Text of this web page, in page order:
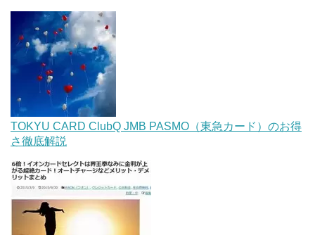
TOKYU CARD ClubQ JMB PASMO（東急カード）のお得
さ徹底解説